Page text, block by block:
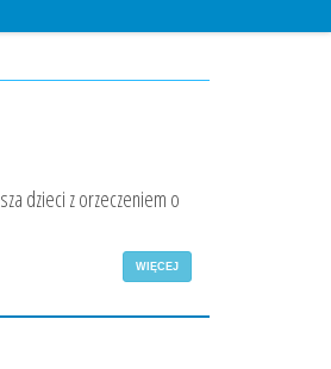
dzieci z orzeczeniem o
WIĘCEJ